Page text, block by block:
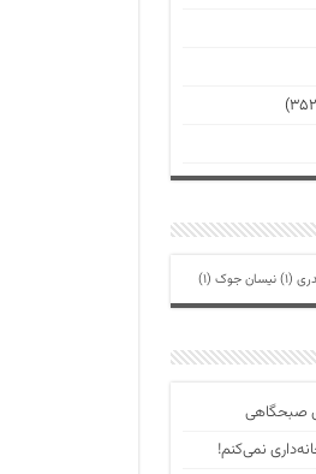
(1) نیسان جوک (1)
صبحگاهی
نمی‌کنم!